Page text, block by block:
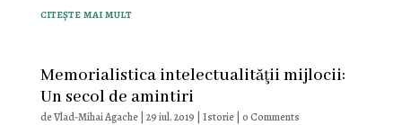
citește mai mult
Memorialistica intelectualităţii mijlocii:
Un secol de amintiri
deVlad-Mihai Agache| 29 iul. 2019 Istorie| 0 Comments